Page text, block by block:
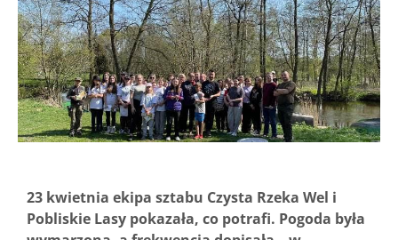
23 kwietnia ekipa sztabu Czysta Rzeka Wel i
Pobliskie Lasy pokazała, co potrafi. Pogoda była